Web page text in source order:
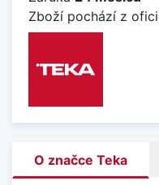
Zboží pochází z
O značce Teka